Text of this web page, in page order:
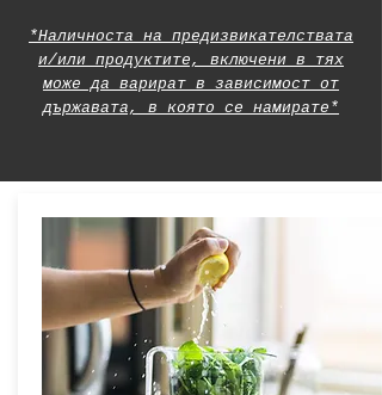
*Наличноста на предизвикателствата
и/или продуктите, включени в тях
може да варират в зависимост от
държавата, в която се намирате*